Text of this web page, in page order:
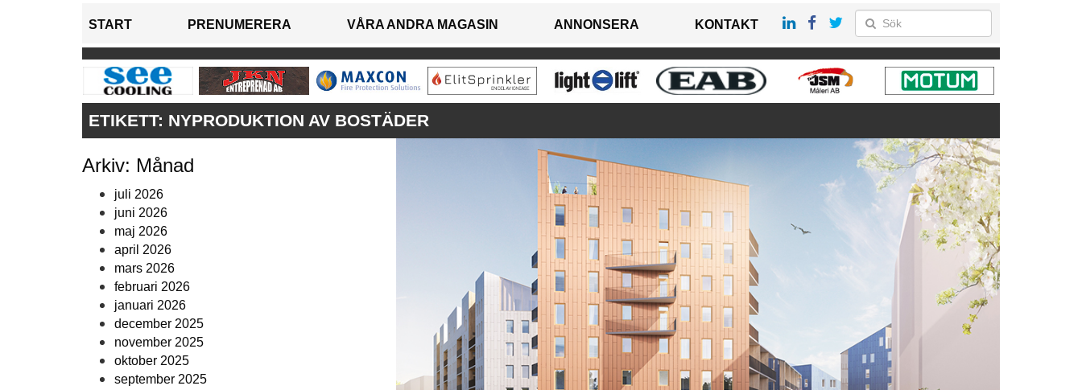
START PRENUMERERA VÅRA ANDRA MAGASIN ANNONSERA KONTAKT
ETIKETT: NYPRODUKTION AV BOSTÄDER
Arkiv: Månad
juli 2026
juni 2026
maj 2026
april 2026
mars 2026
februari 2026
januari 2026
december 2025
november 2025
oktober 2025
september 2025